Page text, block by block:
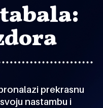
prekrasnu
nastambu i